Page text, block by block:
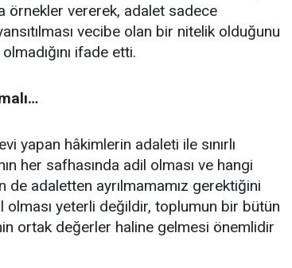
örnekler vererek, adalet sadece
vecibe olan bir nitelik olduğunu
ifade etti.
yapan hâkimlerin adaleti ile sınırlı
her safhasında adil olması ve hangi
de adaletten ayrılmamamız gerektiğini
yeterli değildir, toplumun bir bütün
ortak değerler haline gelmesi önemlidir